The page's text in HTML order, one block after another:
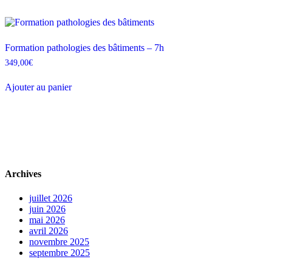
Formation pathologies des bâtiments – 7h
349,00€
Ajouter au panier
Archives
juillet 2026
juin 2026
mai 2026
avril 2026
novembre 2025
septembre 2025